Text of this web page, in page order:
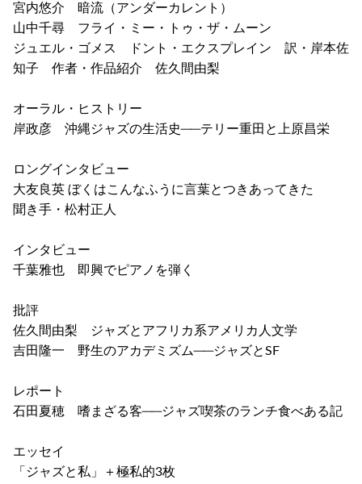
宮内悠介 暗流（アンダーカレント）
山中千尋 フライ・ミー・トゥ・ザ・ムーン
ジュエル・ゴメス ドント・エクスプレイン 訳・岸本佐
知子 作者・作品紹介 佐久間由梨
オーラル・ヒストリー
岸政彦 沖縄ジャズの生活史──テリー重田と上原昌栄
ロングインタビュー
大友良英 ぼくはこんなふうに言葉とつきあってきた
聞き手・松村正人
インタビュー
千葉雅也 即興でピアノを弾く
批評
佐久間由梨 ジャズとアフリカ系アメリカ人文学
吉田隆一 野生のアカデミズム──ジャズとSF
レポート
石田夏穂 嗜まざる客──ジャズ喫茶のランチ食べある記
エッセイ
「ジャズと私」＋極私的3枚